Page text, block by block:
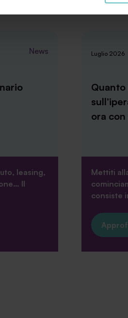
News
leasing,
Il
Luglio 2026
Quanto
ora
Mettiti
consiste